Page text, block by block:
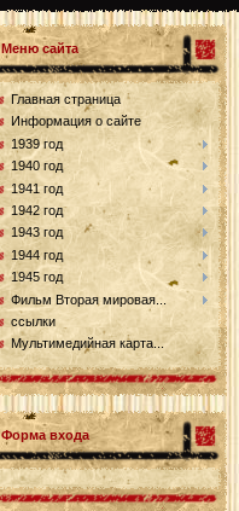
Меню сайта
Главная страница
Информация о сайте
1939 год
1940 год
1941 год
1942 год
1943 год
1944 год
1945 год
Фильм Вторая мировая...
ссылки
Мультимедийная карта...
Форма входа